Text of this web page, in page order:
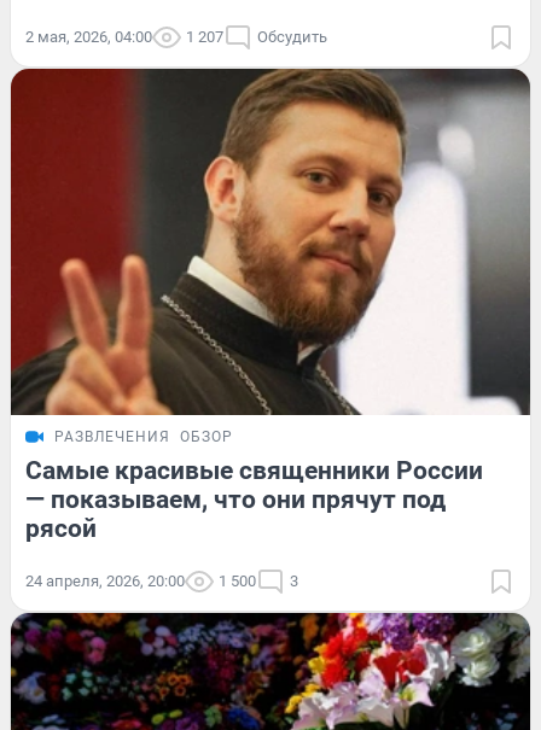
2 мая, 2026, 04:00 1 207 Обсудить
РАЗВЛЕЧЕНИЯ ОБЗОР
Самые красивые священники России
— показываем, что они прячут под
рясой
24 апреля, 2026, 20:00 1 500 3